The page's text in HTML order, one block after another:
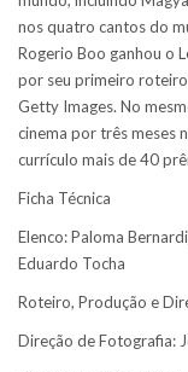
nos quatro cantos do
Rogerio Boo ganhou o
por seu primeiro
Getty Images. No
cinema por três meses
currículo mais de 40
Ficha Técnica
Elenco: Paloma
Eduardo Tocha
Roteiro, Produção e
Direção de Fotografia: